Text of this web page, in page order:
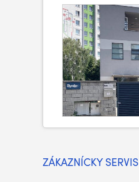
ZÁKAZNÍCKY SERVIS